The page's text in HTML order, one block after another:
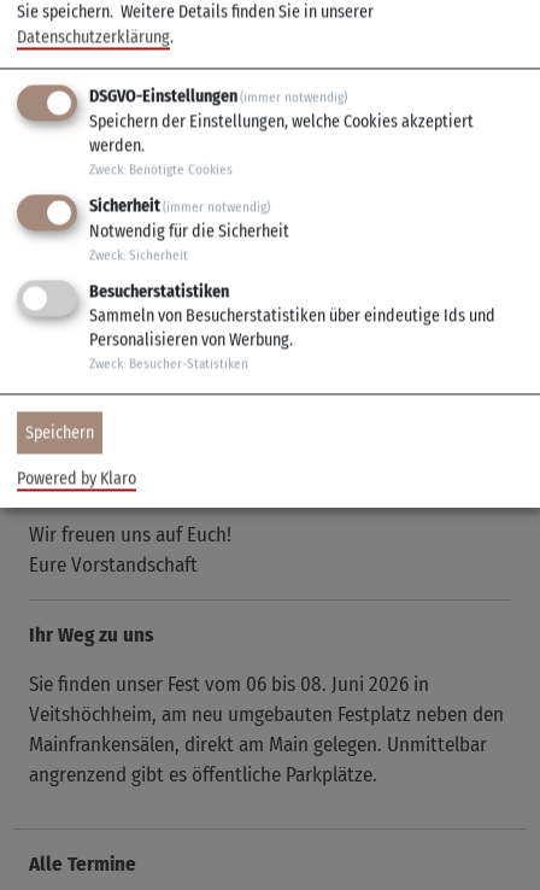
Ab 10 Uhr Frühschoppen & Weißwurst
Ab 12 Uhr Festbetrieb
Abends spielt Hintergrundmusik im Festzelt.
Montag, 08. Juni
Ab 16 Uhr Festbetrieb
Ab 18 Uhr Livemusik im Festzelt
Über freiwillige Helferinnen und Helfer können wir uns gar
nicht genug freuen! Wer also Zeit und Lust hat, uns zu
unterstützen, darf sich gerne jederzeit bei der
Vorstandschaft melden.
Alle Telefonnummern der Vorstandschaft findet Ihr auf
unserer
Wir freuen uns auf Euch!
Eure Vorstandschaft
Ihr Weg zu uns
Sie finden unser Fest vom 06 bis 08. Juni 2026 in
Veitshöchheim, am neu umgebauten Festplatz neben den
Mainfrankensälen, direkt am Main gelegen. Unmittelbar
angrenzend gibt es öffentliche Parkplätze.
Alle Termine
Sie speichern. Weitere Details finden Sie in unserer
Datenschutzerklärung.
DSGVO-Einstellungen(immer notwendig)
Speichern der Einstellungen, welche Cookies akzeptiert
werden.
Zweck: Benötigte Cookies
Sicherheit(immer notwendig)
Notwendig für die Sicherheit
Zweck: Sicherheit
Besucherstatistiken
Sammeln von Besucherstatistiken über eindeutige Ids und
Personalisieren von Werbung.
Zweck: Besucher-Statistiken
Speichern
Powered by Klaro